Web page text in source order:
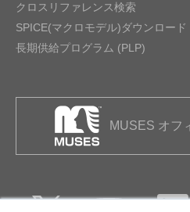
クロスリファレンス検索
SPICE(マクロモデル)ダウンロード
長期供給プログラム (PLP)
MUSES オフ